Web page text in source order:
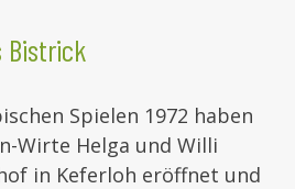
Bistrick
Spielen 1972 haben
Wirte Helga und Willi
in Keferloh eröffnet und